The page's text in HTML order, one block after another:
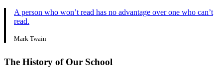
A person who won’t read has no advantage over one who can’t
read.
Mark Twain
The History of Our School